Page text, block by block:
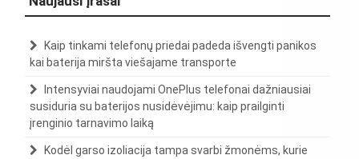
Kaip tinkami telefonų priedai padeda išvengti panikos
kai baterija miršta viešajame transporte
Intensyviai naudojami OnePlus telefonai dažniausiai
susiduria su baterijos nusidėvėjimu: kaip prailginti
įrenginio tarnavimo laiką
Kodėl garso izoliacija tampa svarbi žmonėms, kurie